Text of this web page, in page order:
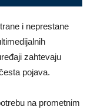
i neprestane
zahtevaju
pojava.
na prometnim